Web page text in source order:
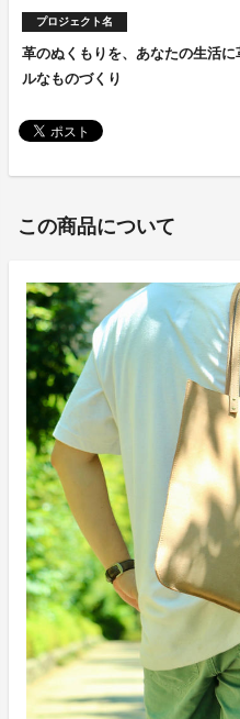
プロジェクト名
革のぬくもりを、あなたの生活
ルなものづくり
この商品について